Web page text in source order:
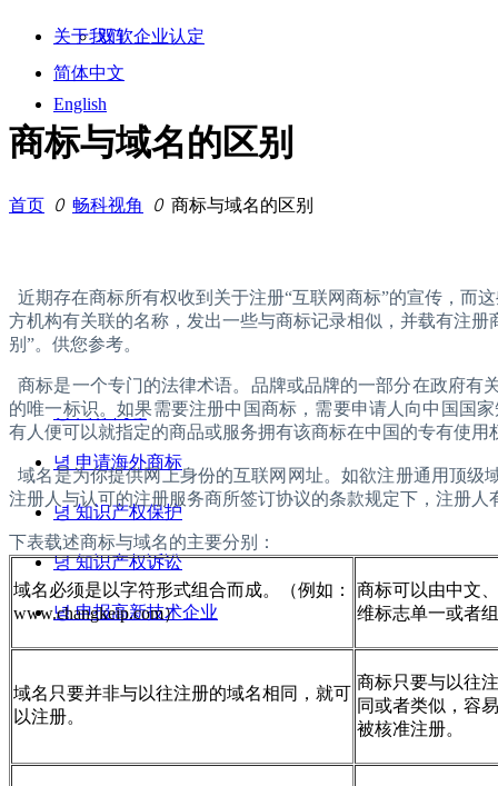
双软企业认定
关于我们
简体中文
English
녕 商标代理
녕 申请海外商标
녕 知识产权保护
녕 知识产权诉讼
녕 申报高新技术企业
商标与域名的区别
首页 ꄲ 畅科视角 ꄲ 商标与域名的区别
近期存在商标所有权收到关于注册“互联网商标”的宣传，而
方机构有关联的名称，发出一些与商标记录相似，并载有注
别”。供您参考。
商标是一个专门的法律术语。品牌或品牌的一部分在政府有
的唯一标识。如果需要注册中国商标，需要申请人向中国国
有人便可以就指定的商品或服务拥有该商标在中国的专有使用
域名是为你提供网上身份的互联网网址。如欲注册通用顶级
注册人与认可的注册服务商所签订协议的条款规定下，注册
下表载述商标与域名的主要分别：
域名必须是以字符形式组合而成。（例如：
www.changkeip.com）
商标可以由中文
维标志单一或者
域名只要并非与以往注册的域名相同，就可
以注册。
商标只要与以往
同或者类似，容
被核准注册。